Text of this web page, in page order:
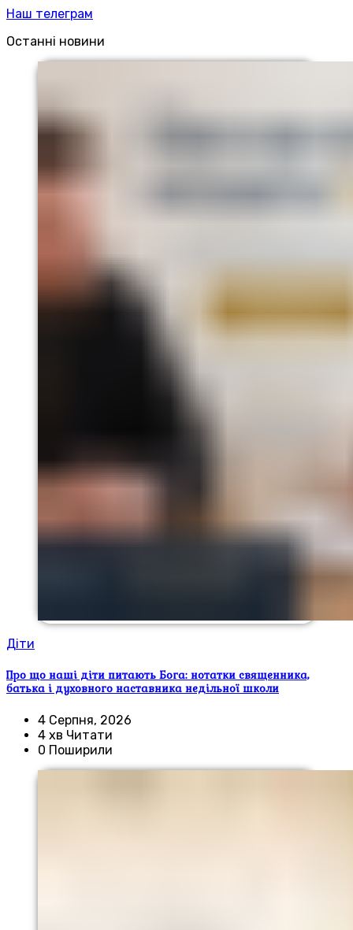
Наш телеграм
Останні новини
Діти
Про що наші діти питають Бога: нотатки священника,
батька і духовного наставника недільної школи
4 Серпня, 2026
4 хв Читати
0 Поширили